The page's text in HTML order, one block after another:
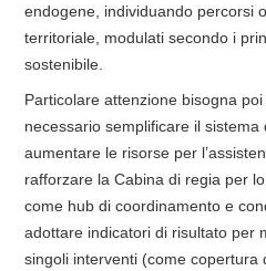
endogene, individuando percorsi
territoriale, modulati secondo i
sostenibile.
Particolare attenzione bisogna
necessario semplificare il sistema
aumentare le risorse per
rafforzare la Cabina di regia per
come hub di coordinamento e
adottare indicatori di risultato per
singoli interventi (come copertura